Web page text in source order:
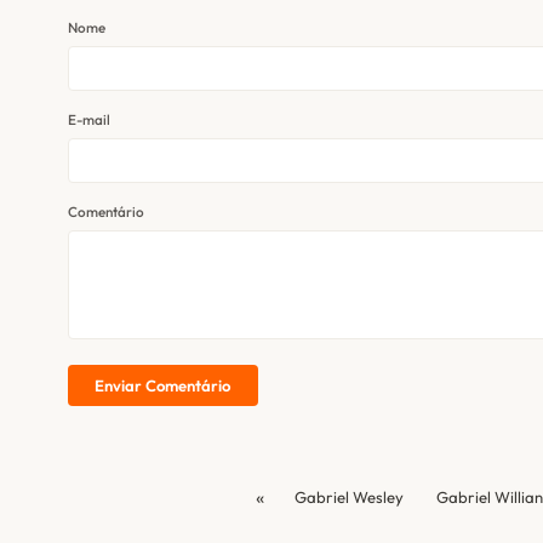
Nome
E-mail
Comentário
Enviar Comentário
« Gabriel Wesley Gabriel Willian